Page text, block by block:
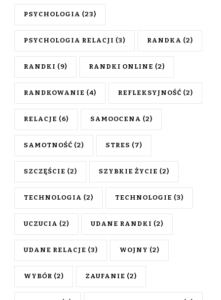
PSYCHOLOGIA (23)
PSYCHOLOGIA RELACJI (3) RANDKA (2)
RANDKI (9) RANDKI ONLINE (2)
RANDKOWANIE (4) REFLEKSYJNOŚĆ (2)
RELACJE (6) SAMOOCENA (2)
SAMOTNOŚĆ (2) STRES (7)
SZCZĘŚCIE (2) SZYBKIE ŻYCIE (2)
TECHNOLOGIA (2) TECHNOLOGIE (3)
UCZUCIA (2) UDANE RANDKI (2)
UDANE RELACJE (3) WOJNY (2)
WYBÓR (2) ZAUFANIE (2)